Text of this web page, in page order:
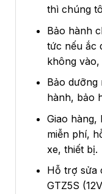
thì chúng
Bảo hành
tức nếu ắc
không
Bảo dưỡng
hành, bảo
Giao hàng,
miễn phí,
xe, thiết bị.
Hỗ trợ sửa
GTZ5S